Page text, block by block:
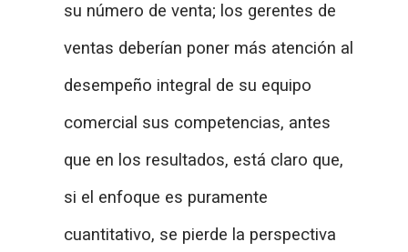
su número de venta; los gerentes de
ventas deberían poner más atención al
desempeño integral de su equipo
comercial sus competencias, antes
que en los resultados, está claro que,
si el enfoque es puramente
cuantitativo, se pierde la perspectiva